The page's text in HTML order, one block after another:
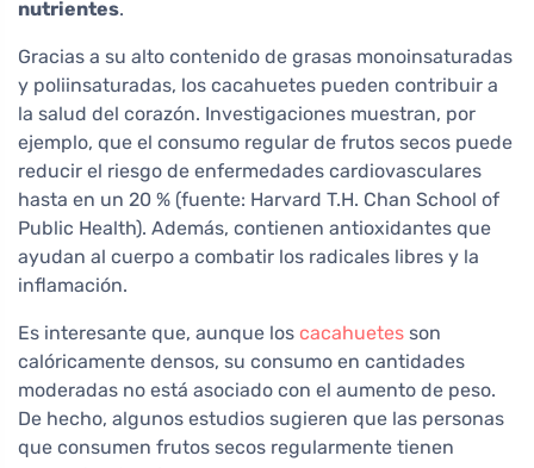
nutrientes.
Gracias a su alto contenido de grasas monoinsaturadas
y poliinsaturadas, los cacahuetes pueden contribuir a
la salud del corazón. Investigaciones muestran, por
ejemplo, que el consumo regular de frutos secos puede
reducir el riesgo de enfermedades cardiovasculares
hasta en un 20 % (fuente: Harvard T.H. Chan School of
Public Health). Además, contienen antioxidantes que
ayudan al cuerpo a combatir los radicales libres y la
inflamación.
Es interesante que, aunque los cacahuetes son
calóricamente densos, su consumo en cantidades
moderadas no está asociado con el aumento de peso.
De hecho, algunos estudios sugieren que las personas
que consumen frutos secos regularmente tienen